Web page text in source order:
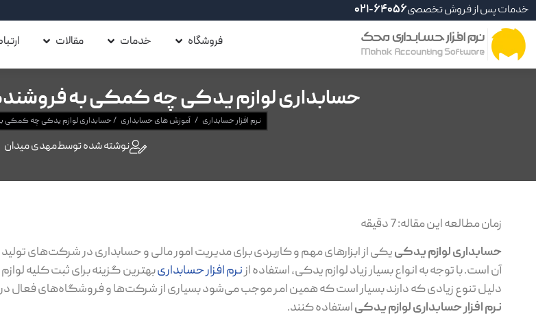
خدمات پس از فروش تخصصی021-64056
فروشگاه خدمات مقالات
حسابداری لوازم یدکی چه کمکی به
نرم افزار حسابداری / آموزش های حسابداری /حسابداری لوازم یدکی چه کمکی
نوشته شده توسطمهدی میدان
زمان مطالعه این مقاله:7دقیقه
حسابداری لوازم یدکییکی از ابزارهای مهم و کاربردی برای مدیریت امور مالی و حسابداری در شرکت‌های
آن است. با توجه به انواع بسیار زیاد لوازم یدکی، استفاده ازنرم‌ افزار حسابداریبهترین گزینه برای ثبت کلیه
دلیل تنوع زیادی که دارند بسیار است که همین امر موجب می‌شود بسیاری از شرکت‌ها و فروشگاه‌های فعال در
نرم‌ افزار حسابداری لوازم یدکیاستفاده کنند.